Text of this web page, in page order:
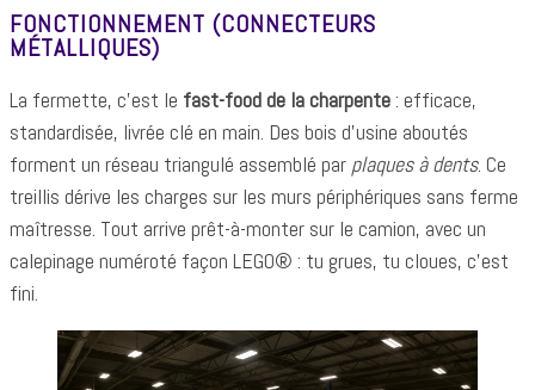
FONCTIONNEMENT (CONNECTEURS
MÉTALLIQUES)
La fermette, c’est le fast-food de la charpente: efficace,
standardisée, livrée clé en main. Des bois d’usine aboutés
forment un réseau triangulé assemblé par plaques à dents. Ce
treillis dérive les charges sur les murs périphériques sans ferme
maîtresse. Tout arrive prêt-à-monter sur le camion, avec un
calepinage numéroté façon LEGO® : tu grues, tu cloues, c’est
fini.